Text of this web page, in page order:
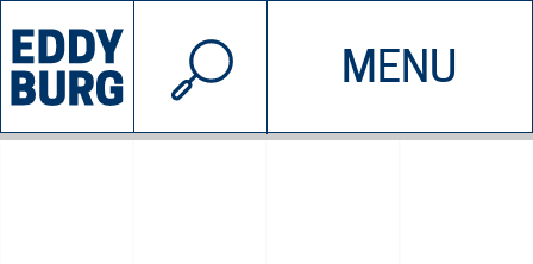
MENU
INIZIATIVE CHI SIAMO
© 2026 EDDYBURG